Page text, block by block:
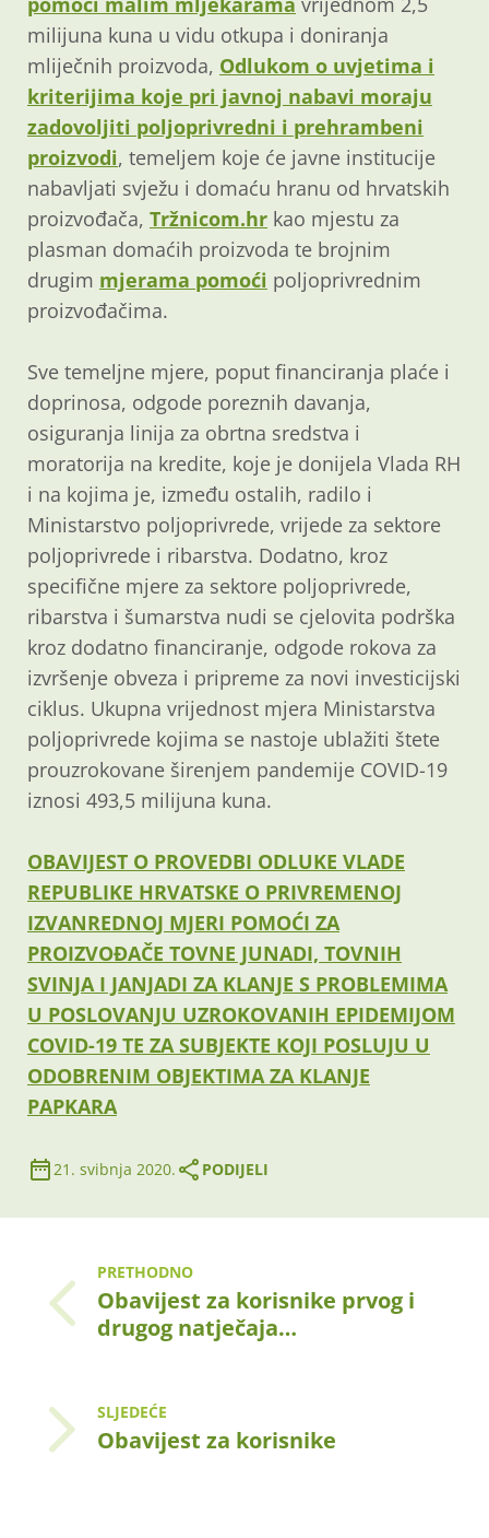
milijuna kuna u vidu otkupa i doniranja
mliječnih proizvoda, Odlukom o uvjetima i
kriterijima koje pri javnoj nabavi moraju
zadovoljiti poljoprivredni i prehrambeni
proizvodi, temeljem koje će javne institucije
nabavljati svježu i domaću hranu od hrvatskih
proizvođača, Tržnicom.hr kao mjestu za
plasman domaćih proizvoda te brojnim
drugim mjerama pomoći poljoprivrednim
proizvođačima.
Sve temeljne mjere, poput financiranja plaće i
doprinosa, odgode poreznih davanja,
osiguranja linija za obrtna sredstva i
moratorija na kredite, koje je donijela Vlada RH
i na kojima je, između ostalih, radilo i
Ministarstvo poljoprivrede, vrijede za sektore
poljoprivrede i ribarstva. Dodatno, kroz
specifične mjere za sektore poljoprivrede,
ribarstva i šumarstva nudi se cjelovita podrška
kroz dodatno financiranje, odgode rokova za
izvršenje obveza i pripreme za novi investicijski
ciklus. Ukupna vrijednost mjera Ministarstva
poljoprivrede kojima se nastoje ublažiti štete
prouzrokovane širenjem pandemije COVID-19
iznosi 493,5 milijuna kuna.
OBAVIJEST O PROVEDBI ODLUKE VLADE
REPUBLIKE HRVATSKE O PRIVREMENOJ
IZVANREDNOJ MJERI POMOĆI ZA
PROIZVOĐAČE TOVNE JUNADI, TOVNIH
SVINJA I JANJADI ZA KLANJE S PROBLEMIMA
U POSLOVANJU UZROKOVANIH EPIDEMIJOM
COVID-19 TE ZA SUBJEKTE KOJI POSLUJU U
ODOBRENIM OBJEKTIMA ZA KLANJE
PAPKARA
21. svibnja 2020. PODIJELI
PRETHODNO
Obavijest za korisnike prvog i
drugog natječaja…
SLJEDEĆE
Obavijest za korisnike